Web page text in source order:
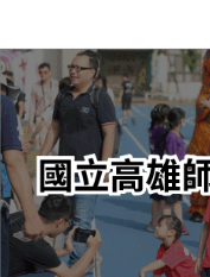
轉
至
主
內
容